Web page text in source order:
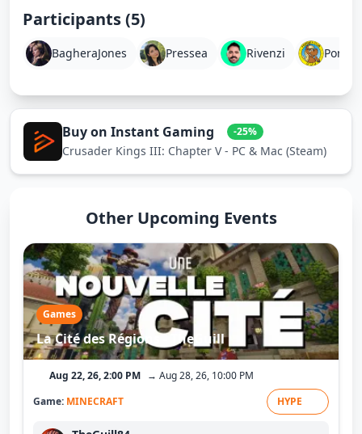
Participants (5)
BagheraJones Pressea Rivenzi
Buy on Instant Gaming -25%
Crusader Kings III: Chapter V - PC & Mac (Steam)
Other Upcoming Events
Games
La Cité des Régions - TheGuill
Aug 22, 26, 2:00 PM → Aug 28, 26, 10:00 PM
Game: MINECRAFT HYPE